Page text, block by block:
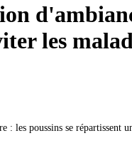
les
: les poussins se répartissent